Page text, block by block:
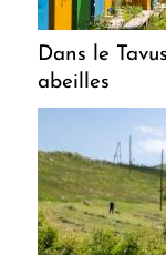
Dans le
abeilles